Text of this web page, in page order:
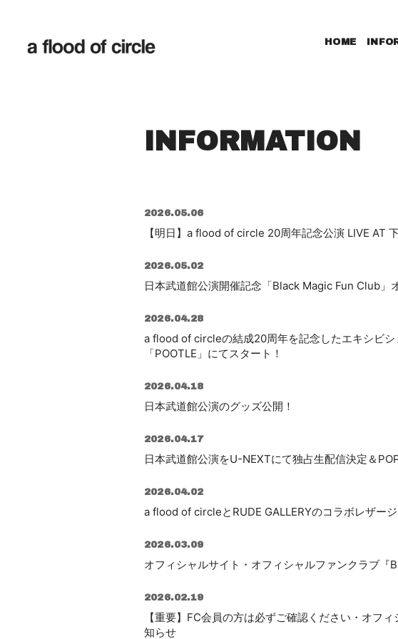
HOME
INFORMATION
2026.05.06
【明日】a flood of circle 20周年記念公演 LIVE AT
2026.05.02
日本武道館公演開催記念「Black Magic Fun Club」
2026.04.28
a flood of circleの結成20周年を記念したエキシビ
「POOTLE」にてスタート！
2026.04.18
日本武道館公演のグッズ公開！
2026.04.17
日本武道館公演をU-NEXTにて独占生配信決定＆
2026.04.02
a flood of circleとRUDE GALLERYのコラボレザー
2026.03.09
オフィシャルサイト・オフィシャルファンクラブ
2026.02.19
【重要】FC会員の方は必ずご確認ください・オフ
知らせ